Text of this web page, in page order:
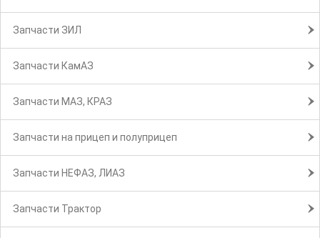
Запчасти ЗИЛ
Запчасти КамАЗ
Запчасти МАЗ, КРАЗ
Запчасти на прицеп и полуприцеп
Запчасти НЕФАЗ, ЛИАЗ
Запчасти Трактор